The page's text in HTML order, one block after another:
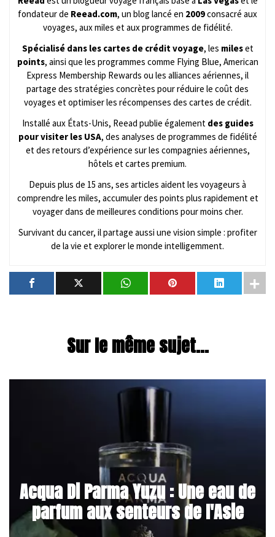
fondateur de Reead.com, un blog lancé en 2009consacré aux
voyages, aux miles et aux programmes de fidélité.
Spécialisé dans les cartes de crédit voyage, les mileset
points, ainsi que les programmes comme Flying Blue, American
Express Membership Rewards ou les alliances aériennes, il
partage des stratégies concrètes pour réduire le coût des
voyages et optimiser les récompenses des cartes de crédit.
Installé aux États-Unis, Reead publie également des guides
pour visiter les USA, des analyses de programmes de fidélité
et des retours d’expérience sur les compagnies aériennes,
hôtels et cartes premium.
Depuis plus de 15 ans, ses articles aident les voyageurs à
comprendre les miles, accumuler des points plus rapidement et
voyager dans de meilleures conditions pour moins cher.
Survivant du cancer, il partage aussi une vision simple : profiter
de la vie et explorer le monde intelligemment.
Sur le même sujet...
Acqua Di Parma Yuzu : Une eau de
parfum aux senteurs de l'Asie